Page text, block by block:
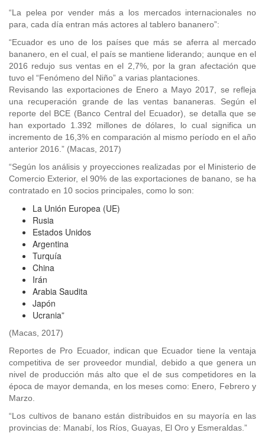
“La pelea por vender más a los mercados internacionales no
para, cada día entran más actores al tablero bananero”:
“Ecuador es uno de los países que más se aferra al mercado
bananero, en el cual, el país se mantiene liderando; aunque en el
2016 redujo sus ventas en el 2,7%, por la gran afectación que
tuvo el “Fenómeno del Niño” a varias plantaciones.
Revisando las exportaciones de Enero a Mayo 2017, se refleja
una recuperación grande de las ventas bananeras. Según el
reporte del BCE (Banco Central del Ecuador), se detalla que se
han exportado 1.392 millones de dólares, lo cual significa un
incremento de 16,3% en comparación al mismo período en el año
anterior 2016.” (Macas, 2017)
“Según los análisis y proyecciones realizadas por el Ministerio de
Comercio Exterior, el 90% de las exportaciones de banano, se ha
contratado en 10 socios principales, como lo son:
La Unión Europea (UE)
Rusia
Estados Unidos
Argentina
Turquía
China
Irán
Arabia Saudita
Japón
Ucrania”
(Macas, 2017)
Reportes de Pro Ecuador, indican que Ecuador tiene la ventaja
competitiva de ser proveedor mundial, debido a que genera un
nivel de producción más alto que el de sus competidores en la
época de mayor demanda, en los meses como: Enero, Febrero y
Marzo.
“Los cultivos de banano están distribuidos en su mayoría en las
provincias de: Manabí, los Ríos, Guayas, El Oro y Esmeraldas.”